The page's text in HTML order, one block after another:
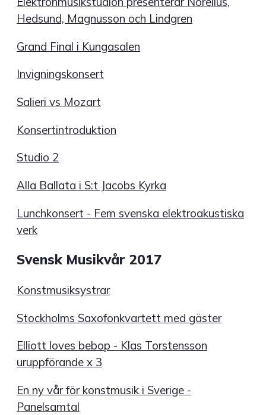
Hedsund, Magnusson och Lindgren
Grand Final i Kungasalen
Invigningskonsert
Salieri vs Mozart
Konsertintroduktion
Studio 2
Alla Ballata i S:t Jacobs Kyrka
Lunchkonsert - Fem svenska elektroakustiska
verk
Svensk Musikvår 2017
Konstmusiksystrar
Stockholms Saxofonkvartett med gäster
Elliott loves bebop - Klas Torstensson
uruppförande x 3
En ny vår för konstmusik i Sverige -
Panelsamtal